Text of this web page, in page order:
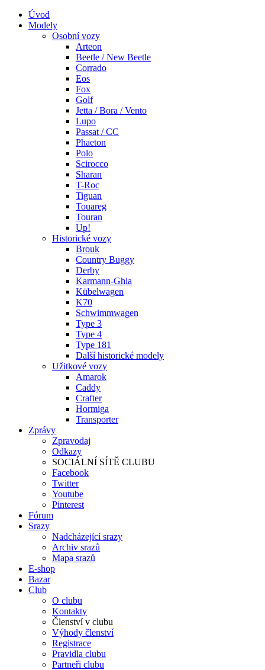
Úvod
Modely
Osobní vozy
Arteon
Beetle / New Beetle
Corrado
Eos
Fox
Golf
Jetta / Bora / Vento
Lupo
Passat / CC
Phaeton
Polo
Scirocco
Sharan
T-Roc
Tiguan
Touareg
Touran
Up!
Historické vozy
Brouk
Country Buggy
Derby
Karmann-Ghia
Kübelwagen
K70
Schwimmwagen
Type 3
Type 4
Type 181
Další historické modely
Užitkové vozy
Amarok
Caddy
Crafter
Hormiga
Transporter
Zprávy
Zpravodaj
Odkazy
SOCIÁLNÍ SÍTĚ CLUBU
Facebook
Twitter
Youtube
Pinterest
Fórum
Srazy
Nadcházející srazy
Archiv srazů
Mapa srazů
E-shop
Bazar
Club
O clubu
Kontakty
Členství v clubu
Výhody členství
Registrace
Pravidla clubu
Partneři clubu